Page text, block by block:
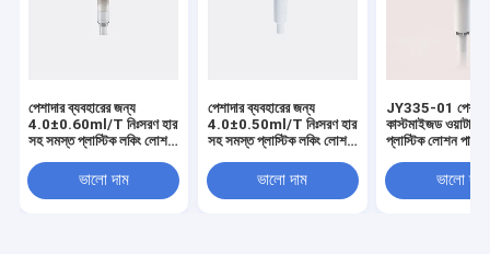
পেশাদার ব্যবহারের জন্য
4.0±0.60ml/T নিঃসরণ হার
সহ সমস্ত প্লাস্টিক লকিং লোশন
ভালো দাম
পেশাদার ব্যবহারের জন্য
4.0±0.50ml/T নিঃসরণ হার
সহ সমস্ত প্লাস্টিক লকিং লোশন
ভালো দাম
JY335-01
কাস্টমাইজড
প্লাস্টিক লোশন পাম্প
ভালো দাম